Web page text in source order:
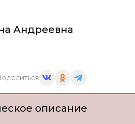
Андреевна
описание